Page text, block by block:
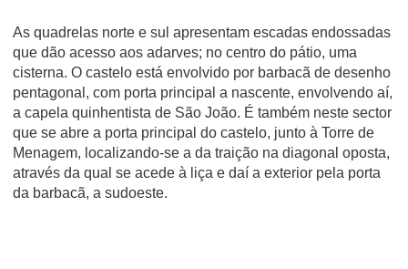
As quadrelas norte e sul apresentam escadas endossadas
que dão acesso aos adarves; no centro do pátio, uma
cisterna. O castelo está envolvido por barbacã de desenho
pentagonal, com porta principal a nascente, envolvendo aí,
a capela quinhentista de São João. É também neste sector
que se abre a porta principal do castelo, junto à Torre de
Menagem, localizando-se a da traição na diagonal oposta,
através da qual se acede à liça e daí a exterior pela porta
da barbacã, a sudoeste.